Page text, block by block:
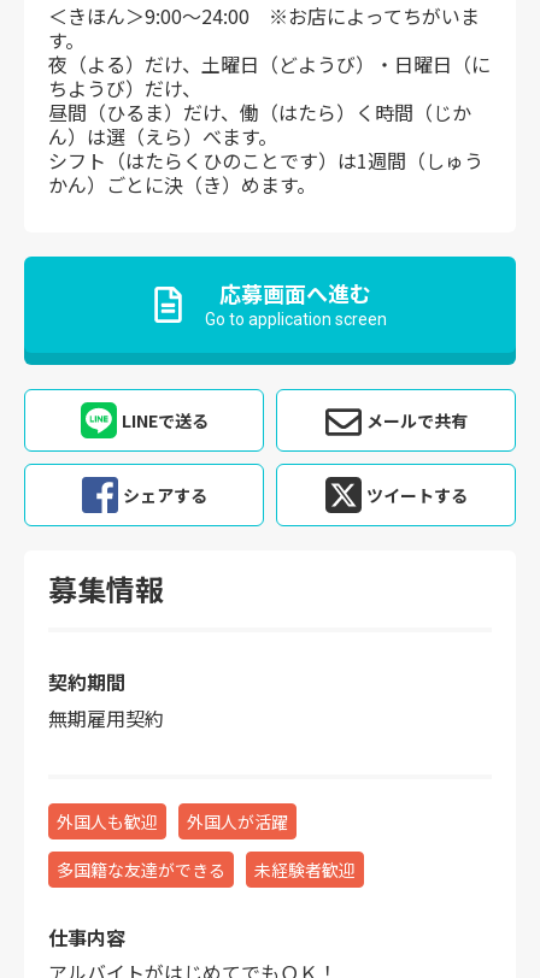
＜きほん＞9:00～24:00 ※お店によってちがいま
す。
夜（よる）だけ、土曜日（どようび）・日曜日（に
ちようび）だけ、
昼間（ひるま）だけ、働（はたら）く時間（じか
ん）は選（えら）べます。
シフト（はたらくひのことです）は1週間（しゅう
かん）ごとに決（き）めます。
応募画面へ進む
Go to application screen
LINEで送る メールで共有
シェアする ツイートする
募集情報
契約期間
無期雇用契約
外国人も歓迎
外国人が活躍
多国籍な友達ができる
未経験者歓迎
仕事内容